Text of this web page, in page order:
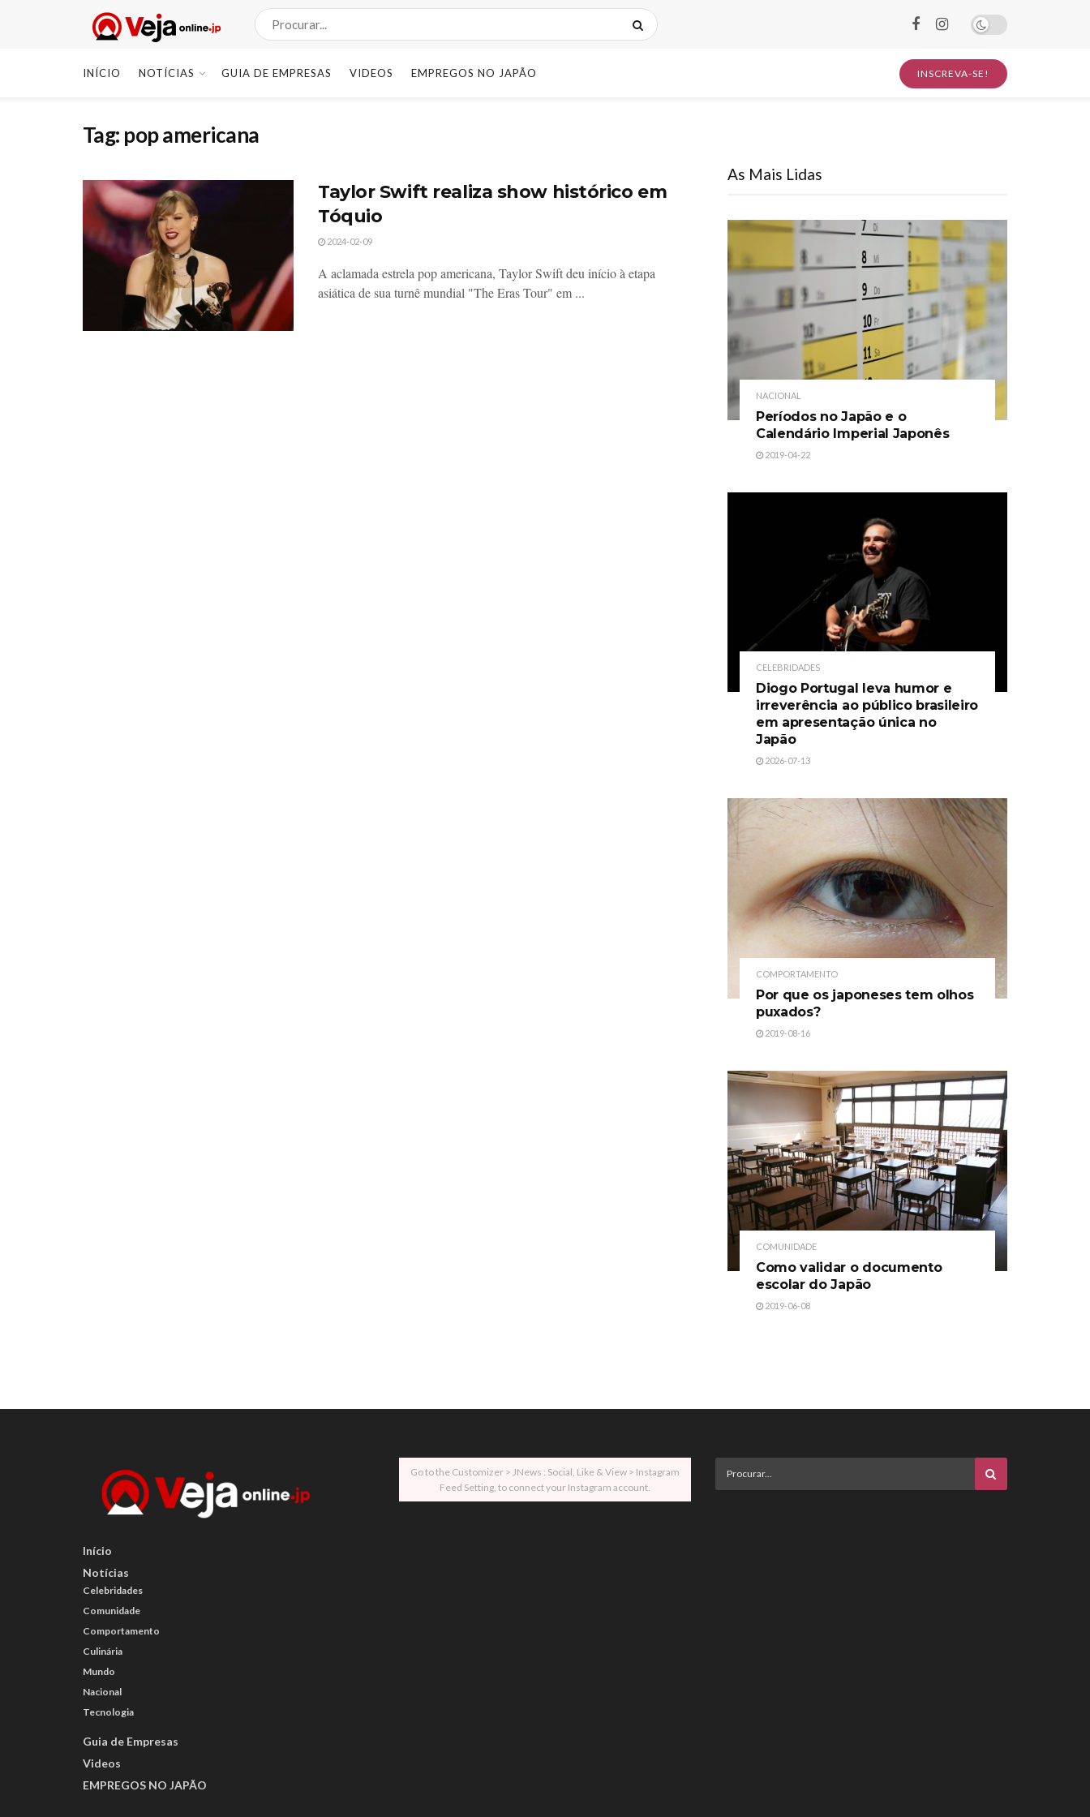
INÍCIO NOTÍCIAS GUIA DE EMPRESAS VIDEOS EMPREGOS NO JAPÃO INSCREVA-SE!
Tag: pop americana
Taylor Swift realiza show histórico em
Tóquio
2024-02-09
A aclamada estrela pop americana, Taylor Swift deu início à etapa
asiática de sua turnê mundial "The Eras Tour" em ...
As Mais Lidas
NACIONAL
Períodos no Japão e o
Calendário Imperial Japonês
2019-04-22
CELEBRIDADES
Diogo Portugal leva humor e
irreverência ao público brasileiro
em apresentação única no
Japão
2026-07-13
COMPORTAMENTO
Por que os japoneses tem olhos
puxados?
2019-08-16
COMUNIDADE
Como validar o documento
escolar do Japão
2019-06-08
Início
Notícias
Celebridades
Comunidade
Comportamento
Culinária
Mundo
Nacional
Tecnologia
Guia de Empresas
Videos
EMPREGOS NO JAPÃO
Go to the Customizer > JNews : Social, Like & View > Instagram
Feed Setting, to connect your Instagram account.